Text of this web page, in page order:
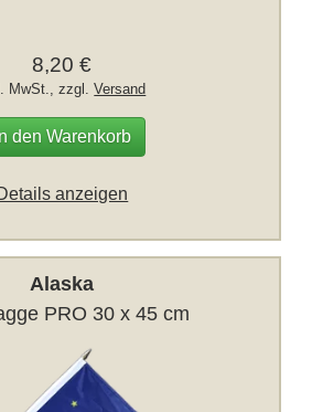
8,20 €
MwSt., zzgl.Versand
den Warenkorb
anzeigen
Alaska
PRO 30 x 45 cm